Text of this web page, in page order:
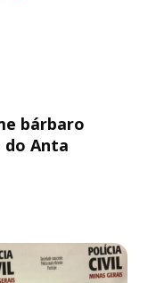
bárbaro
do Anta